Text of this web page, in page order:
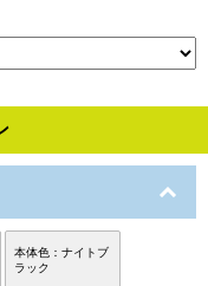
本体色：ナイトブ
ラック